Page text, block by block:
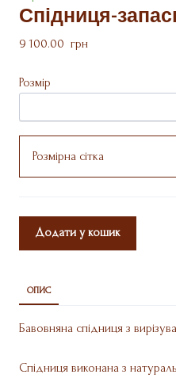
Спідниця-
9 100.00  грн
Розмір
Розмірна сітка
Додати у кошик
ОПИС
Бавовняна спідниця з
Спідниця виконана з